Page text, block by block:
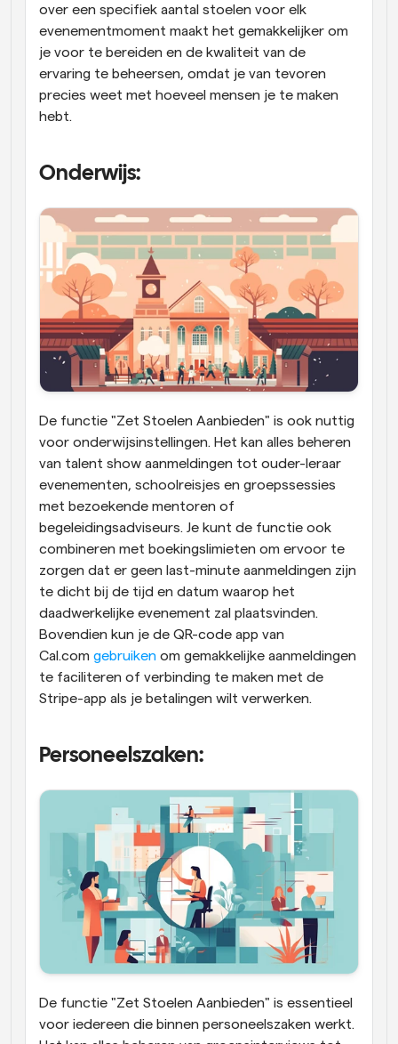
over een specifiek aantal stoelen voor elk
evenementmoment maakt het gemakkelijker om
je voor te bereiden en de kwaliteit van de
ervaring te beheersen, omdat je van tevoren
precies weet met hoeveel mensen je te maken
hebt.
Onderwijs:
De functie "Zet Stoelen Aanbieden" is ook nuttig
voor onderwijsinstellingen. Het kan alles beheren
van talent show aanmeldingen tot ouder-leraar
evenementen, schoolreisjes en groepssessies
met bezoekende mentoren of
begeleidingsadviseurs. Je kunt de functie ook
combineren met boekingslimieten om ervoor te
zorgen dat er geen last-minute aanmeldingen zijn
te dicht bij de tijd en datum waarop het
daadwerkelijke evenement zal plaatsvinden.
Bovendien kun je de QR-code app van
Cal.com gebruiken om gemakkelijke aanmeldingen
te faciliteren of verbinding te maken met de
Stripe-app als je betalingen wilt verwerken.
Personeelszaken:
De functie "Zet Stoelen Aanbieden" is essentieel
voor iedereen die binnen personeelszaken werkt.